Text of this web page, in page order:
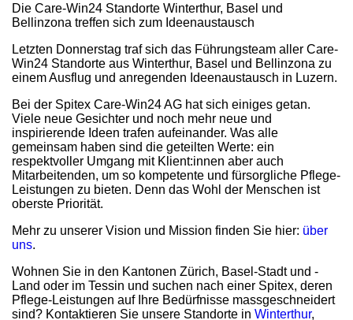
Die Care-Win24 Standorte Winterthur, Basel und
Bellinzona treffen sich zum Ideenaustausch
Letzten Donnerstag traf sich das Führungsteam aller Care-
Win24 Standorte aus Winterthur, Basel und Bellinzona zu
einem Ausflug und anregenden Ideenaustausch in Luzern.
Bei der Spitex Care-Win24 AG hat sich einiges getan.
Viele neue Gesichter und noch mehr neue und
inspirierende Ideen trafen aufeinander. Was alle
gemeinsam haben sind die geteilten Werte: ein
respektvoller Umgang mit Klient:innen aber auch
Mitarbeitenden, um so kompetente und fürsorgliche Pflege-
Leistungen zu bieten. Denn das Wohl der Menschen ist
oberste Priorität.
Mehr zu unserer Vision und Mission finden Sie hier: über
uns.
Wohnen Sie in den Kantonen Zürich, Basel-Stadt und -
Land oder im Tessin und suchen nach einer Spitex, deren
Pflege-Leistungen auf Ihre Bedürfnisse massgeschneidert
sind? Kontaktieren Sie unsere Standorte in Winterthur,